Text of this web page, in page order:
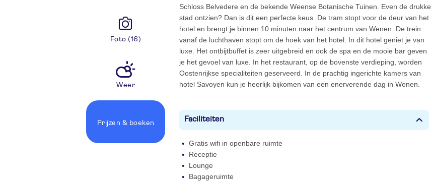
Foto (16)
Weer
Prijzen & boeken
Schloss Belvedere en de bekende Weense Botanische Tuinen. Even de drukke
stad ontzien? Dan is dit een perfecte keus. De tram stopt voor de deur van het
hotel en brengt je binnen 10 minuten naar het centrum van Wenen. De trein
vanaf de luchthaven stopt om de hoek van het hotel. In dit hotel geniet je van
luxe. Het ontbijtbuffet is zeer uitgebreid en ook de spa en de mooie bar geven
je het gevoel van luxe. In het restaurant, op de bovenste verdieping, worden
Oostenrijkse specialiteiten geserveerd. In de prachtig ingerichte kamers van
hotel Savoyen kun je heerlijk bijkomen van een enerverende dag in Wenen.
Faciliteiten
Gratis wifi in openbare ruimte
Receptie
Lounge
Bagageruimte